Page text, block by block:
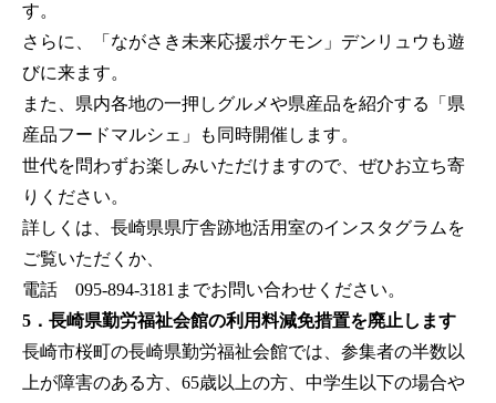
す。
さらに、「ながさき未来応援ポケモン」デンリュウも遊
びに来ます。
また、県内各地の一押しグルメや県産品を紹介する「県
産品フードマルシェ」も同時開催します。
世代を問わずお楽しみいただけますので、ぜひお立ち寄
りください。
詳しくは、長崎県県庁舎跡地活用室のインスタグラムを
ご覧いただくか、
電話 095-894-3181までお問い合わせください。
5．長崎県勤労福祉会館の利用料減免措置を廃止します
長崎市桜町の長崎県勤労福祉会館では、参集者の半数以
上が障害のある方、65歳以上の方、中学生以下の場合や